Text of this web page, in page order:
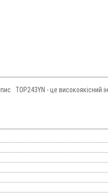
TOP243YN - це